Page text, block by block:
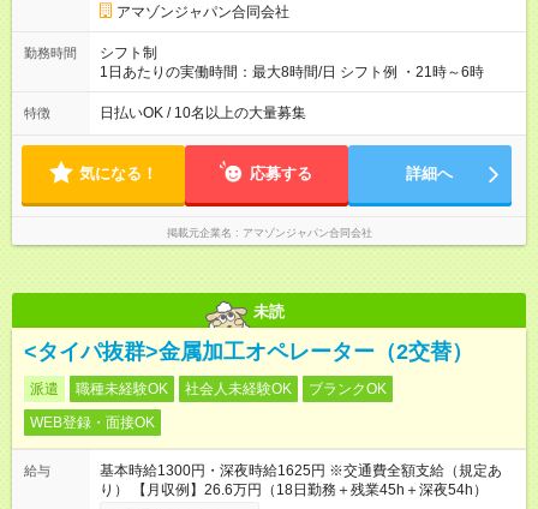
アマゾンジャパン合同会社
勤務時間
シフト制
1日あたりの実働時間：最大8時間/日 シフト例 ・21時～6時
特徴 日払いOK / 10名以上の大量募集
気になる！ 応募する 詳細へ
掲載元企業名 アマゾンジャパン合同会社
未読
<タイパ抜群>金属加工オペレーター（2交替）
派遣 職種未経験OK 社会人未経験OK
ブランクOK
WEB登録・面接OK
給与
基本時給1300円・深夜時給1625円 ※交通費全額支給（規定あ
り） 【月収例】26.6万円（18日勤務＋残業45h＋深夜54h）